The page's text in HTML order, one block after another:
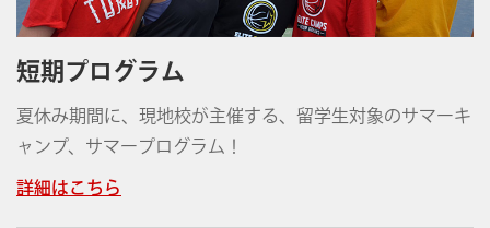
短期プログラム
夏休み期間に、現地校が主催する、留学生対象のサマーキ
ャンプ、サマープログラム！
詳細はこちら